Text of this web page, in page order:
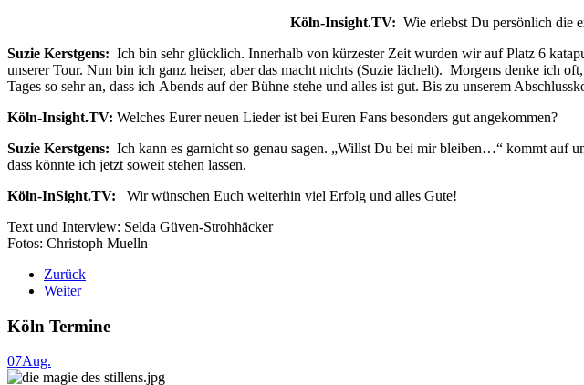
Köln-Insight.TV: Wie erlebst Du persönlich die
Suzie Kerstgens: Ich bin sehr glücklich. Innerhalb von kürzester Zeit wurden wir auf Platz 6
unserer Tour. Nun bin ich ganz heiser, aber das macht nichts (Suzie lächelt). Morgens denke ich
Tages so sehr an, dass ich Abends auf der Bühne stehe und alles ist gut. Bis zu unserem
Köln-Insight.TV: Welches Eurer neuen Lieder ist bei Euren Fans besonders gut angekommen?
Suzie Kerstgens: Ich kann es garnicht so genau sagen. „Willst Du bei mir bleiben…“ kommt auf
dass könnte ich jetzt soweit stehen lassen.
Köln-InSight.TV: Wir wünschen Euch weiterhin viel Erfolg und alles Gute!
Text und Interview: Selda Güven-Strohhäcker
Fotos: Christoph Muelln
Zurück
Weiter
Köln Termine
07Aug.